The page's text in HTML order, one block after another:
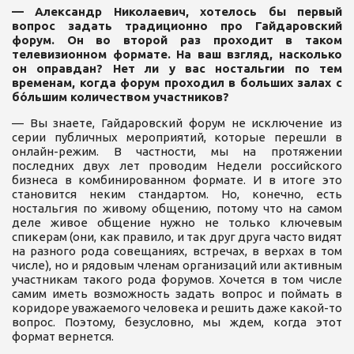
— Александр Николаевич, хотелось бы первый
вопрос задать традиционно про Гайдаровский
форум. Он во второй раз проходит в таком
телевизионном формате. На ваш взгляд, насколько
он оправдан? Нет ли у вас ностальгии по тем
временам, когда форум проходил в больших залах с
бóльшим количеством участников?
— Вы знаете, Гайдаровский форум не исключение из
серии публичных мероприятий, которые перешли в
онлайн-режим. В частности, мы на протяжении
последних двух лет проводим Недели российского
бизнеса в комбинированном формате. И в итоге это
становится неким стандартом. Но, конечно, есть
ностальгия по живому общению, потому что на самом
деле живое общение нужно не только ключевым
спикерам (они, как правило, и так друг друга часто видят
на разного рода совещаниях, встречах, в верхах в том
числе), но и рядовым членам организаций или активным
участникам такого рода форумов. Хочется в том числе
самим иметь возможность задать вопрос и поймать в
коридоре уважаемого человека и решить даже какой-то
вопрос. Поэтому, безусловно, мы ждем, когда этот
формат вернется.